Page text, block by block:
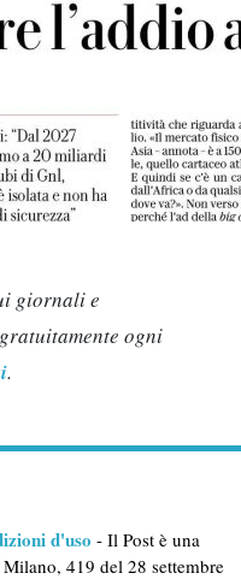
giornali e
ogni
.
d'uso - Il Post è una
419 del 28 settembre